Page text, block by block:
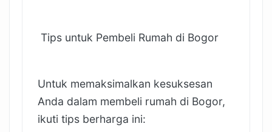
Tips untuk Pembeli Rumah di Bogor
Untuk memaksimalkan kesuksesan
Anda dalam membeli rumah di Bogor,
ikuti tips berharga ini: